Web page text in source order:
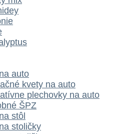
auto
kvety na auto
plechovky na auto
ŠPZ
stôl
stoličky